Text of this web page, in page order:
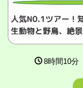
8時間10分